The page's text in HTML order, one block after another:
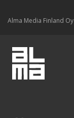
Alma Media Finland Oy